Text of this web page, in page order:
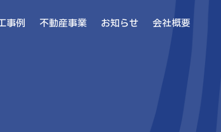
事例 不動産事業 お知らせ 会社概要